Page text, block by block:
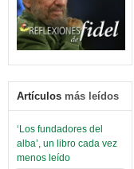
Artículos más leídos
‘Los fundadores del
alba’, un libro cada vez
menos leído